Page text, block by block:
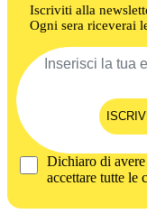
Iscriviti alla
Ogni sera riceverai
Dichiaro di
accettare tutte le